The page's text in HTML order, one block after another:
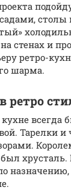
столы
стенах и
ретро-
шарма.
ретро
всегда
Тарелки
хрусталь.